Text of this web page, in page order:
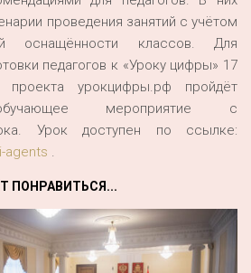
проведения занятий с учётом
оснащённости классов. Для
педагогов к «Уроку цифры» 17
урокцифры.рф пройдёт
мероприятие с
Урок доступен по ссылке:
agents .
ПОНРАВИТЬСЯ...